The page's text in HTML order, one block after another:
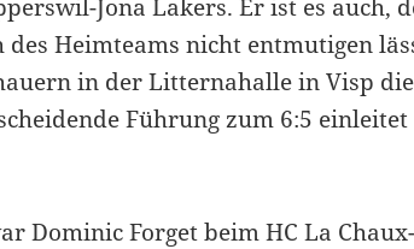
Jona Lakers. Er ist es auch,
des Heimteams nicht entmutigen
in der Litternahalle in Visp
Führung zum 6:5 einleitet
Dominic Forget beim HC La